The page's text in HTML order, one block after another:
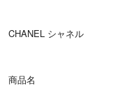
CHANEL シャネル
商品名